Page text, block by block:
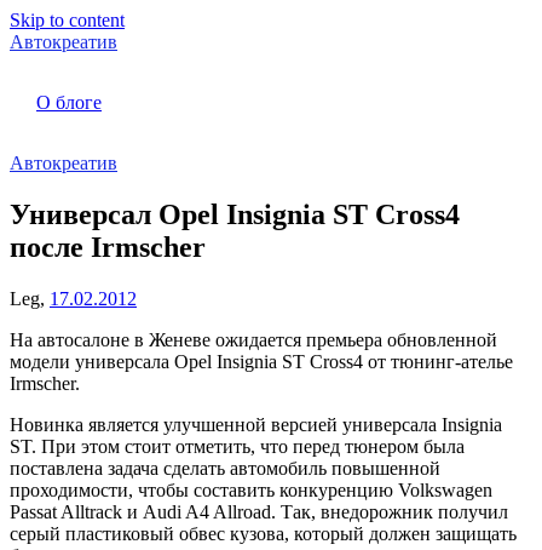
Skip to content
Автокреатив
О блоге
Автокреатив
Универсал Opel Insignia ST Cross4
после Irmscher
Leg, 17.02.2012
На автосалоне в Женеве ожидается премьера обновленной
модели универсала Opel Insignia ST Cross4 от тюнинг-ателье
Irmscher.
Новинка является улучшенной версией универсала Insignia
ST. При этом стоит отметить, что перед тюнером была
поставлена задача сделать автомобиль повышенной
проходимости, чтобы составить конкуренцию Volkswagen
Passat Alltrack и Audi A4 Allroad. Так, внедорожник получил
серый пластиковый обвес кузова, который должен защищать